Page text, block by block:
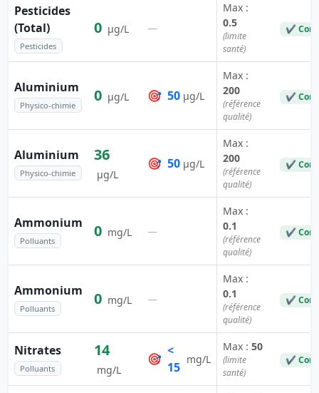
Pesticides
(Total)
Pesticides
0 µg/L —
Max :
0.5
(limite
santé)
✔
Aluminium
Physico-chimie
0 µg/L 🎯 50 µg/L
Max :
200
(référence
qualité)
✔
Aluminium
Physico-chimie
36
µg/L
🎯 50 µg/L
Max :
200
(référence
qualité)
✔
Ammonium
Polluants
0 mg/L —
Max :
0.1
(référence
qualité)
✔
Ammonium
Polluants
0 mg/L —
Max :
0.1
(référence
qualité)
✔
Nitrates
Polluants
14
mg/L
🎯
<
15
mg/L
Max : 50
(limite
santé)
✔